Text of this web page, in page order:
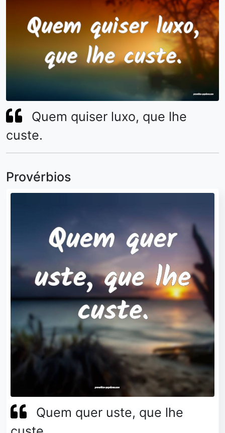
Quem quiser luxo, que lhe
custe.
Provérbios
Quem quer uste, que lhe